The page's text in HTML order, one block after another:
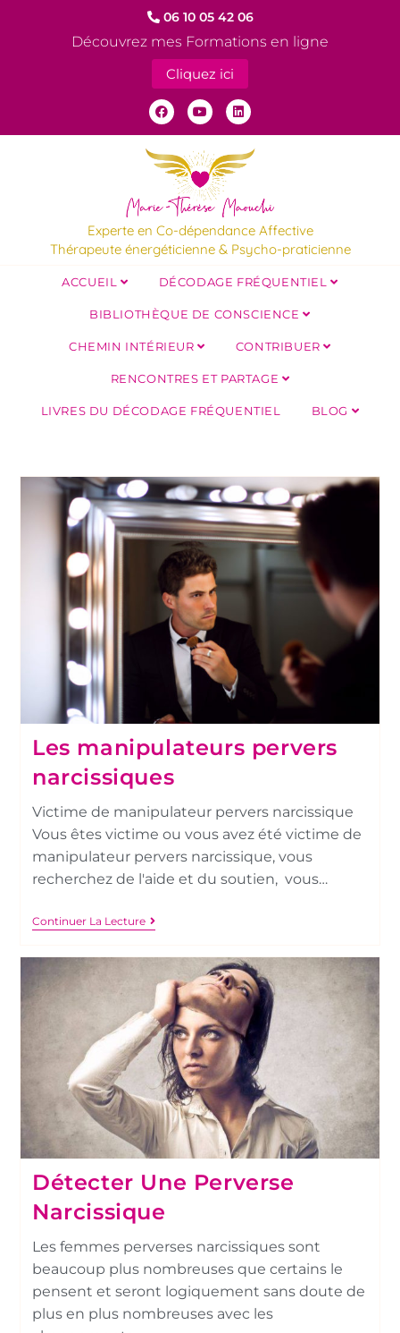
06 10 05 42 06
Découvrez mes Formations en ligne
Cliquez ici
Experte en Co-dépendance Affective
Thérapeute énergéticienne & Psycho-praticienne
ACCUEIL DÉCODAGE FRÉQUENTIEL
BIBLIOTHÈQUE DE CONSCIENCE
CHEMIN INTÉRIEUR CONTRIBUER
RENCONTRES ET PARTAGE
LIVRES DU DÉCODAGE FRÉQUENTIEL BLOG
Les manipulateurs pervers
narcissiques
Victime de manipulateur pervers narcissique
Vous êtes victime ou vous avez été victime de
manipulateur pervers narcissique, vous
recherchez de l'aide et du soutien, vous…
Continuer La Lecture
Détecter Une Perverse
Narcissique
Les femmes perverses narcissiques sont
beaucoup plus nombreuses que certains le
pensent et seront logiquement sans doute de
plus en plus nombreuses avec les